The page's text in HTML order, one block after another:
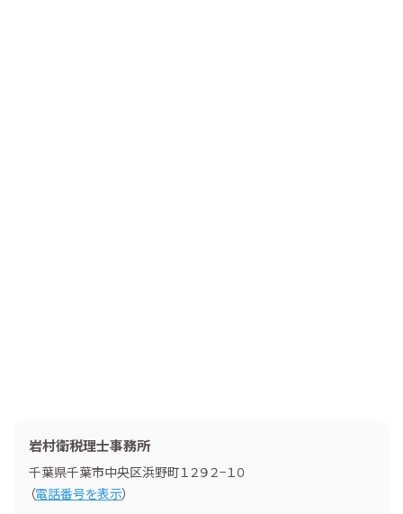
岩村衛税理士事務所
千葉県千葉市中央区浜野町１２９２−１０
（電話番号を表示）